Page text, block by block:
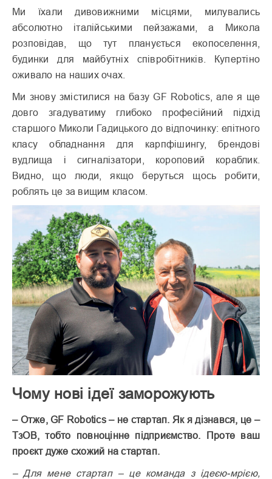
Ми їхали дивовижними місцями, милувались
абсолютно італійськими пейзажами, а Микола
розповідав, що тут планується екопоселення,
будинки для майбутніх співробітників. Купертіно
оживало на наших очах.
Ми знову змістилися на базу GF Robotics, але я ще
довго згадуватиму глибоко професійний підхід
старшого Миколи Гадицького до відпочинку: елітного
класу обладнання для карпфішингу, брендові
вудлища і сигналізатори, короповий кораблик.
Видно, що люди, якщо беруться щось робити,
роблять це за вищим класом.
Чому нові ідеї заморожують
– Отже, GF Robotics – не стартап. Як я дізнався, це –
ТзОВ, тобто повноцінне підприємство. Проте ваш
проєкт дуже схожий на стартап.
– Для мене стартап – це команда з ідеєю-мрією,